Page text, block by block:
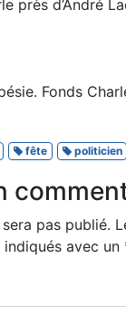
près d’André
Fonds
fête politicien
pas publié.
avec un